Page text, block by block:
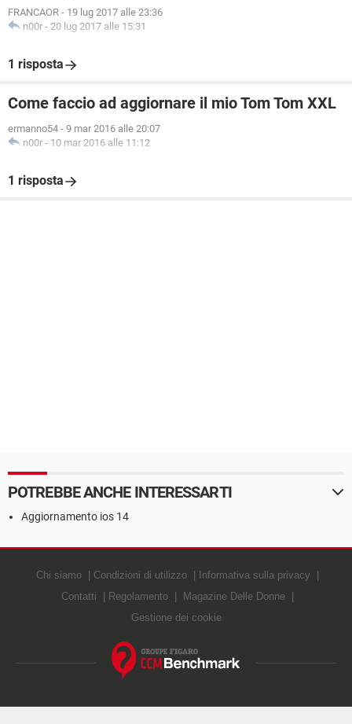
FRANCAOR - 19 lug 2017 alle 23:36
n00r - 20 lug 2017 alle 15:31
1 risposta
Come faccio ad aggiornare il mio Tom Tom XXL
ermanno54 - 9 mar 2016 alle 20:07
n00r - 10 mar 2016 alle 11:12
1 risposta
POTREBBE ANCHE INTERESSARTI
Aggiornamento ios 14
Chi siamo Condizioni di utilizzo
Informativa sulla privacy
Contatti
Regolamento
Magazine Delle Donne
Gestione dei cookie